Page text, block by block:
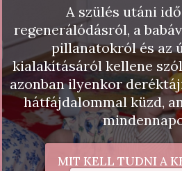
A szülés utáni
regenerálódásról, a
pillanatokról és az
kialakításáról kellene
azonban ilyenkor
hátfájdalommal küzd,
MIT KELL TUDNI A